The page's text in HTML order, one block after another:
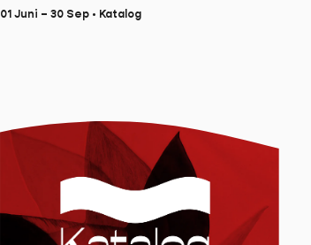
01 Juni – 30 Sep • Katalog